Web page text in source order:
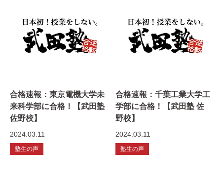
合格速報：東京電機大学未
来科学部に合格！【武田塾
佐野校】
2024.03.11
塾生の声
合格速報：千葉工業大学工
学部に合格！【武田塾 佐
野校】
2024.03.11
塾生の声